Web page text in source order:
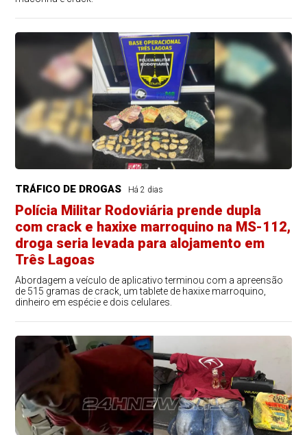
TRÁFICO DE DROGAS Há 2 dias
Polícia Militar Rodoviária prende dupla
com crack e haxixe marroquino na MS-112,
droga seria levada para alojamento em
Três Lagoas
Abordagem a veículo de aplicativo terminou com a apreensão
de 515 gramas de crack, um tablete de haxixe marroquino,
dinheiro em espécie e dois celulares.